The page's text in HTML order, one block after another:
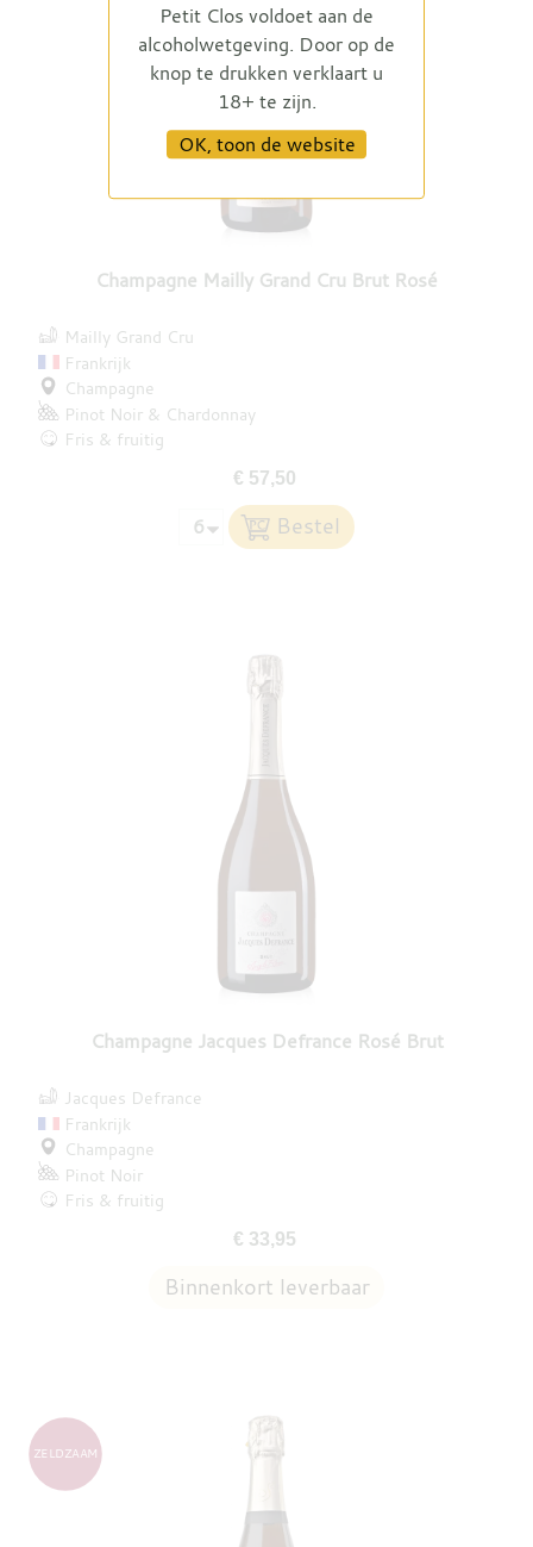
Champagne Mailly Grand Cru Brut Rosé
Mailly Grand Cru
Frankrijk
Champagne
Pinot Noir
Chardonnay
Fris & fruitig
€ 57,50
Champagne Jacques Defrance Rosé Brut
Jacques Defrance
Frankrijk
Champagne
Pinot Noir
Fris & fruitig
€ 33,95
ZELDZAAM
Petit Clos voldoet aan de
alcoholwetgeving. Door op de
knop te drukken verklaart u
18+ te zijn.
OK, toon de website